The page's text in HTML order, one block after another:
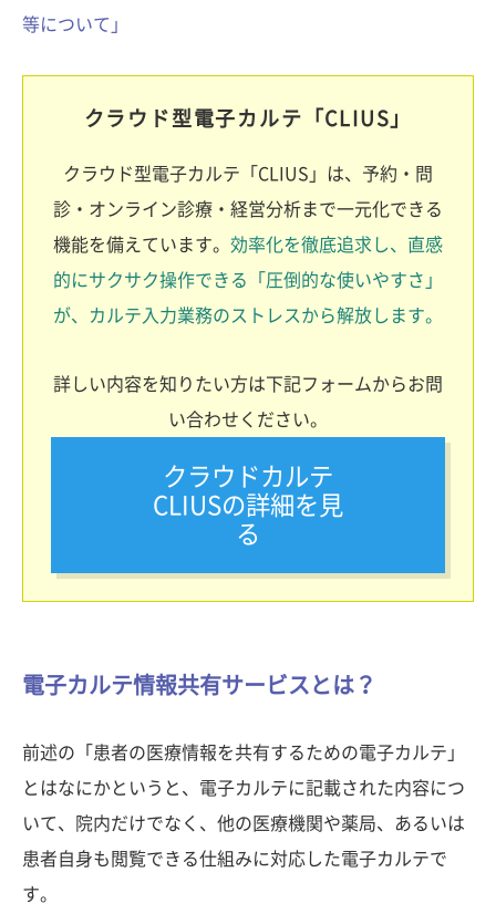
等について」
クラウド型電子カルテ「CLIUS」
クラウド型電子カルテ「CLIUS」は、予約・問
診・オンライン診療・経営分析まで一元化できる
機能を備えています。 効率化を徹底追求し、直感
的にサクサク操作できる「圧倒的な使いやすさ」
が、カルテ入力業務のストレスから解放します。
詳しい内容を知りたい方は下記フォームからお問
い合わせください。
クラウドカルテ
CLIUSの詳細を見
る
電子カルテ情報共有サービスとは？
前述の「患者の医療情報を共有するための電子カルテ」
とはなにかというと、電子カルテに記載された内容につ
いて、院内だけでなく、他の医療機関や薬局、あるいは
患者自身も閲覧できる仕組みに対応した電子カルテで
す。